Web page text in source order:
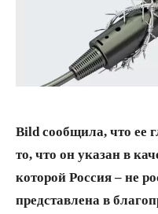
Bild сообщила, что ее
то, что он указан в
которой Россия – не
представлена в